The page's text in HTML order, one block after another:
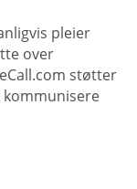
pleier
over
støtter